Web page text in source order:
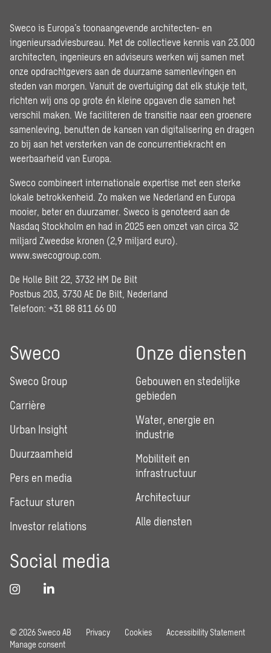
Sweco is Europa’s toonaangevende architecten- en
ingenieursadviesbureau. Met de collectieve kennis van 23.000
architecten, ingenieurs en adviseurs werken wij samen met
onze opdrachtgevers aan de duurzame samenlevingen en
steden van morgen. Vanuit de overtuiging dat elk stukje telt,
richten wij ons op grote én kleine opgaven die samen het
verschil maken. We faciliteren de transitie naar een groenere
samenleving, benutten de kansen van digitalisering en dragen
zo bij aan het versterken van de concurrentiekracht en
weerbaarheid van Europa.
Sweco combineert internationale expertise met een sterke
lokale betrokkenheid. Zo maken we Nederland en Europa
mooier, beter en duurzamer. Sweco is genoteerd aan de
Nasdaq Stockholm en had in 2025 een omzet van circa 32
miljard Zweedse kronen (2,9 miljard euro).
www.swecogroup.com
De Holle Bilt 22, 3732 HM De Bilt
Postbus 203, 3730 AE De Bilt, Nederland
Telefoon: +31 88 811 66 00
Sweco
Sweco Group
Carrière
Urban Insight
Duurzaamheid
Pers en media
Factuur sturen
Investor relations
Onze diensten
Gebouwen en stedelijke
gebieden
Water, energie en
industrie
Mobiliteit en
infrastructuur
Architectuur
Alle diensten
Social media
© 2026 Sweco AB Privacy Cookies
Accessibility Statement
Manage consent